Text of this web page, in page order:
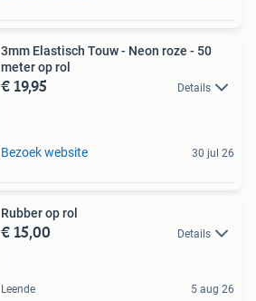
3mm Elastisch Touw - Neon roze - 50
meter op rol
€ 19,95 Details
Bezoek website 30 jul 26
Rubber op rol
€ 15,00 Details
Leende 5 aug 26